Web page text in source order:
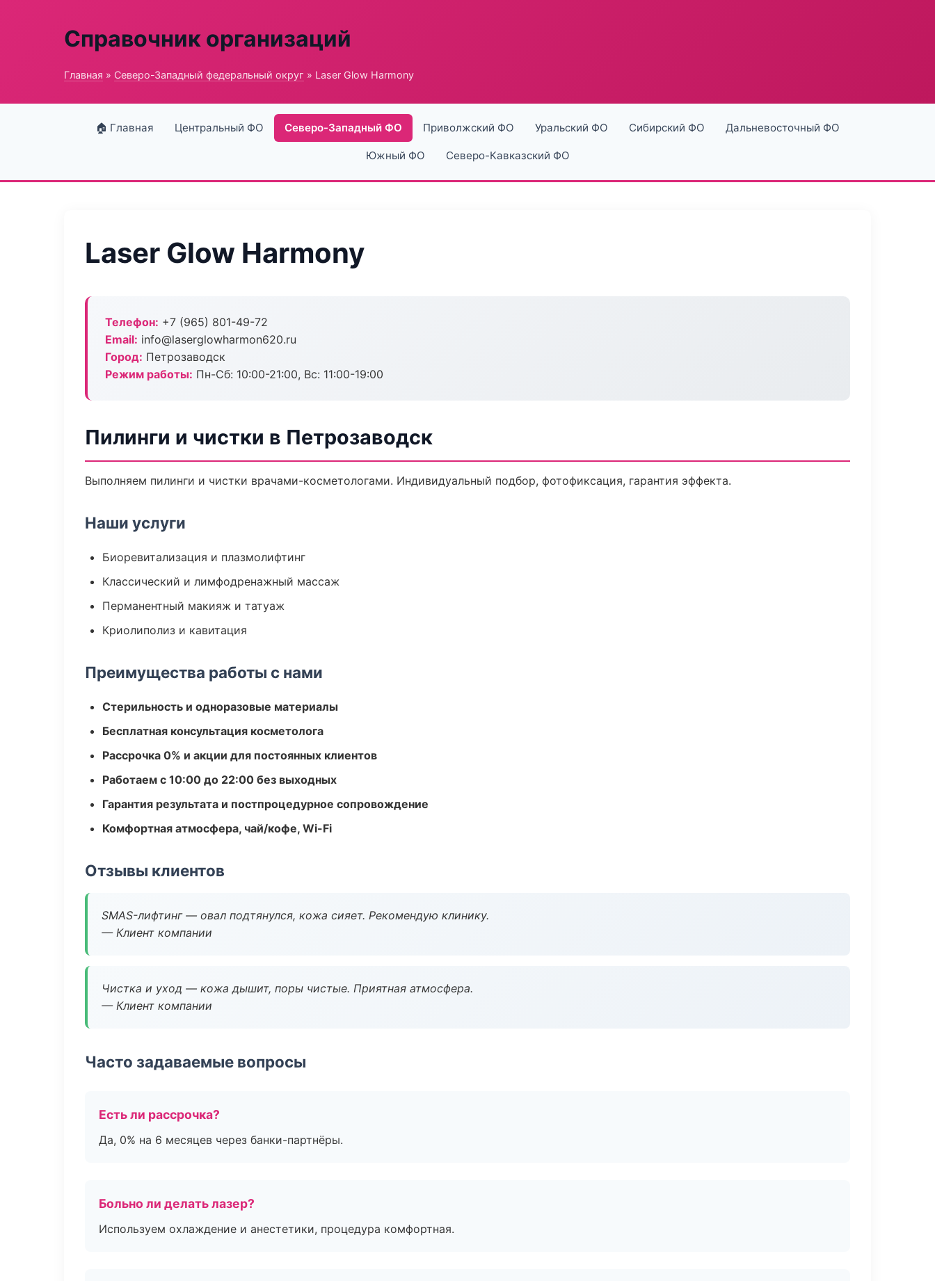
Справочник организаций
Главная » Северо-Западный федеральный округ » Laser Glow Harmony
🏠 Главная Центральный ФО Северо-Западный ФО Приволжский ФО Уральский ФО Сибирский ФО Дальневосточный ФО
Южный ФО Северо-Кавказский ФО
Laser Glow Harmony
Телефон: +7 (965) 801-49-72
Email: info@laserglowharmon620.ru
Город: Петрозаводск
Режим работы: Пн-Сб: 10:00-21:00, Вс: 11:00-19:00
Пилинги и чистки в Петрозаводск
Выполняем пилинги и чистки врачами-косметологами. Индивидуальный подбор, фотофиксация, гарантия эффекта.
Наши услуги
Биоревитализация и плазмолифтинг
Классический и лимфодренажный массаж
Перманентный макияж и татуаж
Криолиполиз и кавитация
Преимущества работы с нами
Стерильность и одноразовые материалы
Бесплатная консультация косметолога
Рассрочка 0% и акции для постоянных клиентов
Работаем с 10:00 до 22:00 без выходных
Гарантия результата и постпроцедурное сопровождение
Комфортная атмосфера, чай/кофе, Wi-Fi
Отзывы клиентов
SMAS-лифтинг — овал подтянулся, кожа сияет. Рекомендую клинику.
— Клиент компании
Чистка и уход — кожа дышит, поры чистые. Приятная атмосфера.
— Клиент компании
Часто задаваемые вопросы
Есть ли рассрочка?
Да, 0% на 6 месяцев через банки-партнёры.
Больно ли делать лазер?
Используем охлаждение и анестетики, процедура комфортная.